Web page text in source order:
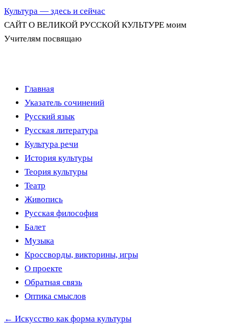
Культура — здесь и сейчас
САЙТ О ВЕЛИКОЙ РУССКОЙ КУЛЬТУРЕ моим
Учителям посвящаю
Перейти
содержимому
Главная
Указатель сочинений
Русский язык
Русская литература
Культура речи
История культуры
Теория культуры
Театр
Живопись
Русская философия
Балет
Музыка
Кроссворды, викторины, игры
О проекте
Обратная связь
Оптика смыслов
← Искусство как форма культуры